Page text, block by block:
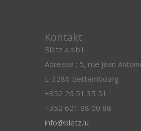
Kontakt
Blëtz a.s.b.l.
Adresse : 5, rue Jean
L-3286 Bettembourg
+352 26 51 35 51
+352 621 88 00 88
info@bletz.lu